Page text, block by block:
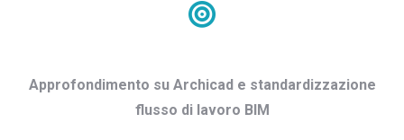
Approfondimento su Archicad e standardizzazione
flusso di lavoro BIM